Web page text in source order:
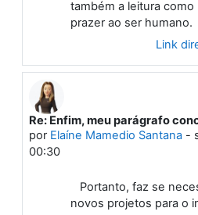
também a leitura
prazer ao ser humano.
Link
Em resposta à Primeiro post
Re: Enfim, meu parágrafo
por Elaíne Mamedio Santana-
00:30
Portanto, faz se
novos projetos para o